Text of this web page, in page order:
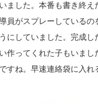
ました。本番も書き終
員がスプレーしている
にしていました。完成
作ってくれた子もいま
すね。早速連絡袋に入